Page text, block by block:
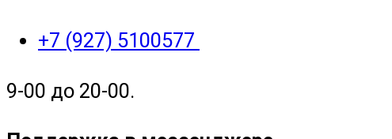
+7 (927) 5100577
9-00 до 20-00.